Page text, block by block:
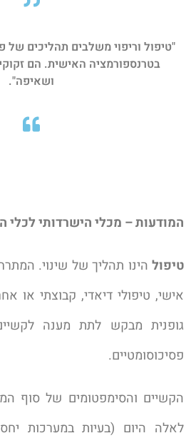
"טיפול וריפוי משלבים תהליכים של
בטרנספורמציה האישית. הם
ושאיפה".
המודעות – מכלי הישרדותי לכלי
טיפול הינו תהליך של שינוי.
אישי, טיפולי דיאדי, קבוצתי או
גופנית מבקש לתת מענה
פסיכוסומטיים.
לאלה היום (בעיות במערכות